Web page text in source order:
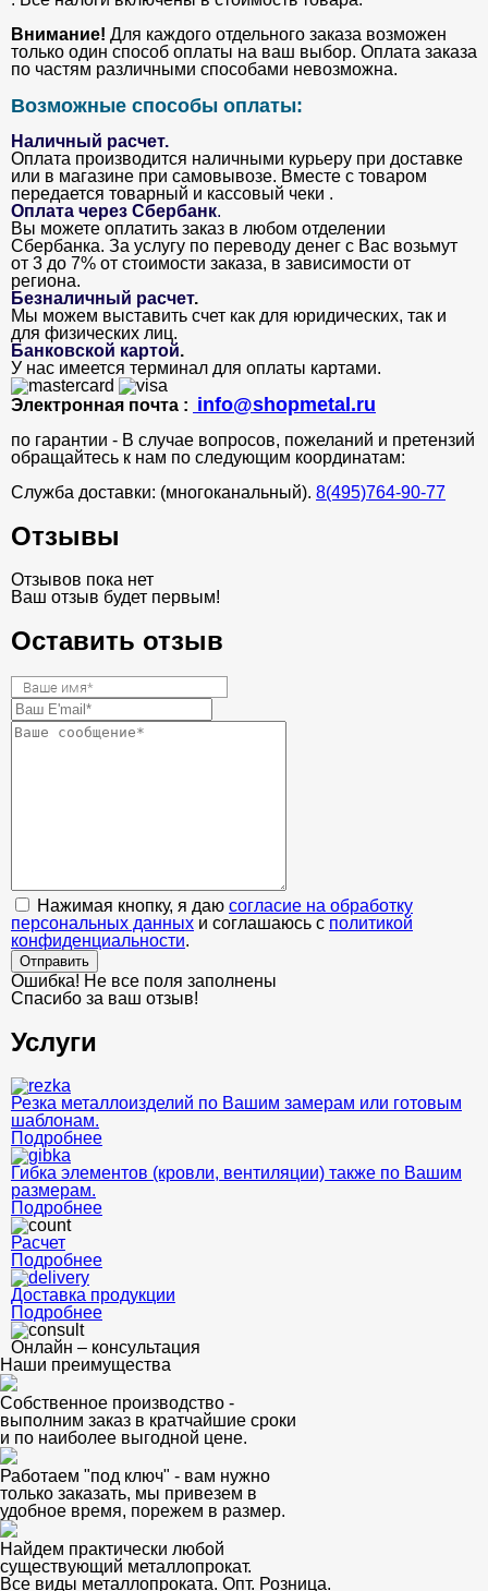
Внимание! Для каждого отдельного заказа возможен
только один способ оплаты на ваш выбор. Оплата заказа
по частям различными способами невозможна.
Возможные способы оплаты:
Наличный расчет.
Оплата производится наличными курьеру при доставке
или в магазине при самовывозе. Вместе с товаром
передается товарный и кассовый чеки .
Оплата через Сбербанк.
Вы можете оплатить заказ в любом отделении
Сбербанка. За услугу по переводу денег с Вас возьмут
от 3 до 7% от стоимости заказа, в зависимости от
региона.
Безналичный расчет.
Мы можем выставить счет как для юридических, так и
для физических лиц.
Банковской картой.
У нас имеется терминал для оплаты картами.
Электронная почта : info@shopmetal.ru
по гарантии - В случае вопросов, пожеланий и претензий
обращайтесь к нам по следующим координатам:
Служба доставки: (многоканальный). 8(495)764-90-77
Отзывы
Отзывов пока нет
Ваш отзыв будет первым!
Оставить отзыв
Нажимая кнопку, я даю согласие на обработку
персональных данных и соглашаюсь с политикой
конфиденциальности.
Отправить
Ошибка! Не все поля заполнены
Спасибо за ваш отзыв!
Услуги
Резка металлоизделий по Вашим замерам или готовым
шаблонам.
Подробнее
Гибка элементов (кровли, вентиляции) также по Вашим
размерам.
Подробнее
Расчет
Подробнее
Доставка продукции
Подробнее
Онлайн – консультация
Наши преимущества
Собственное производство -
выполним заказ в кратчайшие сроки
и по наиболее выгодной цене.
Работаем "под ключ" - вам нужно
только заказать, мы привезем в
удобное время, порежем в размер.
Найдем практически любой
существующий металлопрокат.
Все виды металлопроката. Опт. Розница.